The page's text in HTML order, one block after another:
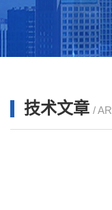
技术文章 /